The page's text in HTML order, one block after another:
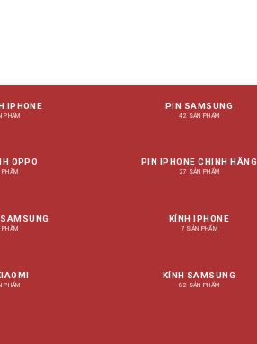
IPHONE
PHẨM
OPPO
PHẨM
PIN SAMSUNG
42 SẢN PHẨM
PIN IPHONE CHÍNH HÃNG
27 SẢN PHẨM
KÍNH IPHONE
7 SẢN PHẨM
KÍNH SAMSUNG
82 SẢN PHẨM